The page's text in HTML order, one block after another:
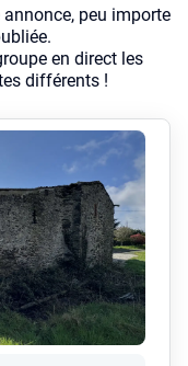
peu importe
en direct les
différents !